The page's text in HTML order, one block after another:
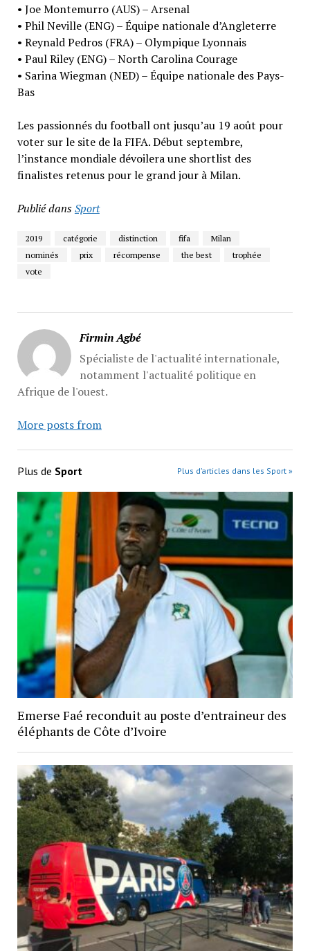
• Joe Montemurro (AUS) – Arsenal
• Phil Neville (ENG) – Équipe nationale d’Angleterre
• Reynald Pedros (FRA) – Olympique Lyonnais
• Paul Riley (ENG) – North Carolina Courage
• Sarina Wiegman (NED) – Équipe nationale des Pays-
Bas
Les passionnés du football ont jusqu’au 19 août pour
voter sur le site de la FIFA. Début septembre,
l’instance mondiale dévoilera une shortlist des
finalistes retenus pour le grand jour à Milan.
Publié dansSport
2019 catégorie distinction fifa
Milan
nominés
prix récompense the best
trophée
vote
Firmin Agbé
Spécialiste de l'actualité internationale,
notamment l'actualité politique en
Afrique de l'ouest.
More posts from
Plus de Sport Plus d’articles dans les Sport »
Emerse Faé reconduit au poste d’entraineur des
éléphants de Côte d’Ivoire